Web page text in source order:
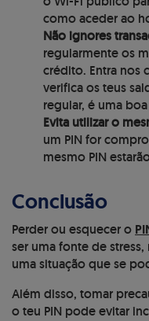
como aceder ao
Não ignores
regularmente os
crédito. Entra nos
verifica os teus
regular, é uma
Evita utilizar o
um PIN for
mesmo PIN
Conclusão
Perder ou esquecer o
ser uma fonte de
uma situação que se
Além disso, tomar
o teu PIN pode evitar